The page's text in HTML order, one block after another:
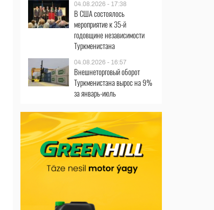
04.08.2026 - 17:38
В США состоялось
мероприятие к 35-й
годовщине независимости
Туркменистана
04.08.2026 - 16:57
Внешнеторговый оборот
Туркменистана вырос на 9%
за январь-июль